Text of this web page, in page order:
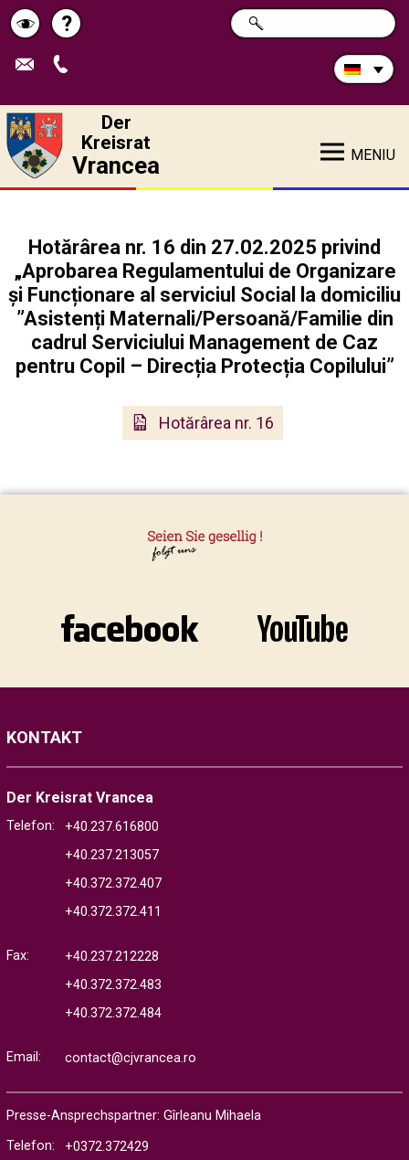
Schimbă
contrastul
Pagina
de
?
Durchsuchen
Sie
SUCHE
Der
Kreisrat
Vrancea MENIU
Hotărârea nr. 16 din 27.02.2025 privind
„Aprobarea Regulamentului de Organizare
și Funcționare al serviciul Social la domiciliu
”Asistenți Maternali/Persoană/Familie din
cadrul Serviciului Management de Caz
pentru Copil – Direcția Protecția Copilului”
Hotărârea nr. 16
KONTAKT
Der Kreisrat Vrancea
Telefon:
+40.237.616800
+40.237.213057
+40.372.372.407
+40.372.372.411
Fax:
+40.237.212228
+40.372.372.483
+40.372.372.484
Email: contact@cjvrancea.ro
Presse-Ansprechspartner: Gîrleanu Mihaela
Telefon:
+0372.372429